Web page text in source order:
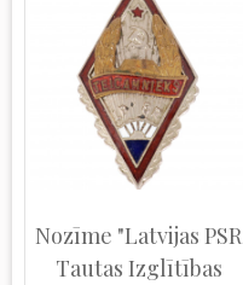
Nozīme "Latvijas PSR
Tautas Izglītības